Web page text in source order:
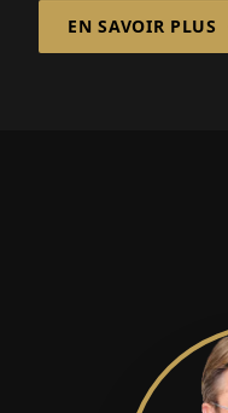
EN SAVOIR PLUS